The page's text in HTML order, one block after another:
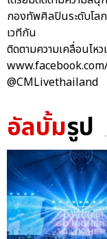
กองทัพศิลปินระดับโล
เวทีกัน
ติดตามความเคลื่อนไห
@CMLivethailand
อัลบั้มรูป